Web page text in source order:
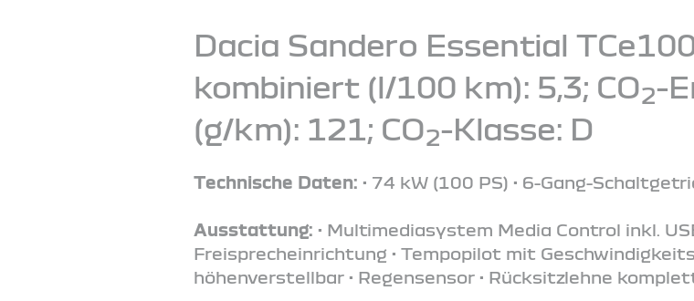
Dacia Sandero Essential
kombiniert (l/100 km): 5,3; CO2-
(g/km): 121; CO2-Klasse: D
Technische Daten: • 74 kW (100 PS) • 6-Gang-
Ausstattung: • Multimediasystem Media Control inkl.
Freisprecheinrichtung • Tempopilot mit
höhenverstellbar • Regensensor • Rücksitzlehne